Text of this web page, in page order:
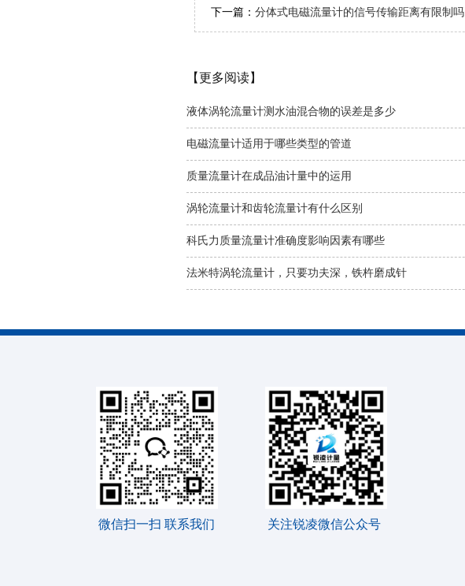
下一篇： 分体式电磁流量计的信号传输距离有限制吗
【更多阅读】
液体涡轮流量计测水油混合物的误差是多少
电磁流量计适用于哪些类型的管道
质量流量计在成品油计量中的运用
涡轮流量计和齿轮流量计有什么区别
科氏力质量流量计准确度影响因素有哪些
法米特涡轮流量计，只要功夫深，铁杵磨成针
微信扫一扫 联系我们 关注锐凌微信公众号